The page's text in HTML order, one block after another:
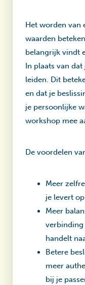
Het worden van
waarden
belangrijk vindt
In plaats van
leiden. Dit
en dat je
je persoonlijke
workshop mee
De voordelen
Meer
je levert
Meer
verbinding
handelt
Betere
meer
bij je